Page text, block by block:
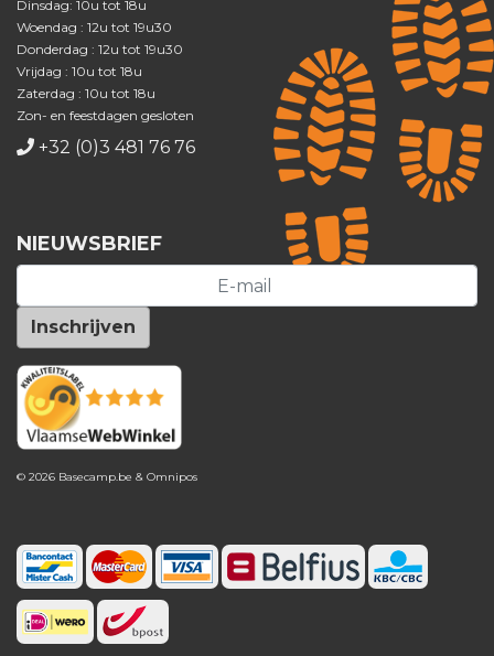
Dinsdag: 10u tot 18u
Woendag : 12u tot 19u30
Donderdag : 12u tot 19u30
Vrijdag : 10u tot 18u
Zaterdag : 10u tot 18u
Zon- en feestdagen gesloten
+32 (0)3 481 76 76
NIEUWSBRIEF
© 2026 Basecamp.be & Omnipos